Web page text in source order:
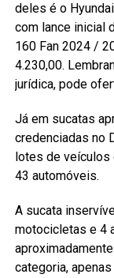
deles é o
com lance inicial
160 Fan 2024 /
4.230,00.
jurídica, pode
Já em sucatas
credenciadas no
lotes de
43 automóveis.
A sucata
motocicletas e 4
categoria,